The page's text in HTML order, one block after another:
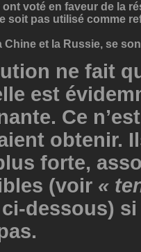
ont voté en faveur de la
soit pas utilisé comme
Chine et la Russie, se
ne fait
est
Ce
obtenir.
forte,
(voir «
ci-dessous)